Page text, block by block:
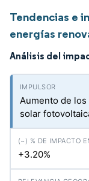
Tendencias e
energías
Análisis del
Aumento de
solar
+3.20%